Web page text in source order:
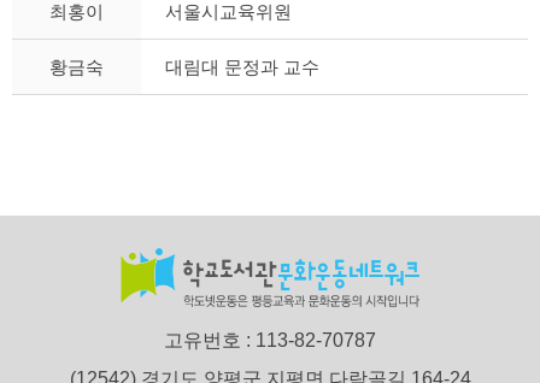
최홍이 서울시교육위원
황금숙 대림대 문정과 교수
고유번호 : 113-82-70787
(12542) 경기도 양평군 지평면 다락골길 164-24